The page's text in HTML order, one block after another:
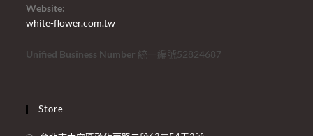
Website:
white-flower.com.tw
Unified Business Number 統一編號52824687
Store